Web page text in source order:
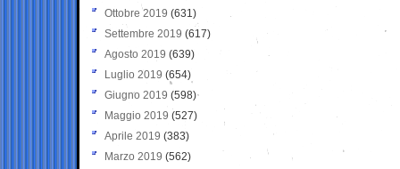
Ottobre 2019 (631)
Settembre 2019 (617)
Agosto 2019 (639)
Luglio 2019 (654)
Giugno 2019 (598)
Maggio 2019 (527)
Aprile 2019 (383)
Marzo 2019 (562)